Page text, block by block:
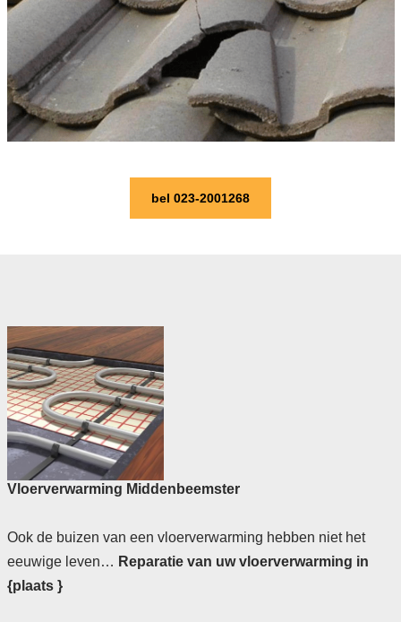
bel 023-2001268
Vloerverwarming Middenbeemster
Ook de buizen van een vloerverwarming hebben niet het
eeuwige leven… Reparatie van uw vloerverwarming in
{plaats }